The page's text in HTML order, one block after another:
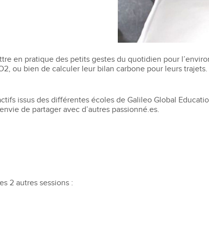
en pratique des petits gestes du quotidien pour
ou bien de calculer leur bilan carbone pour leurs
issus des différentes écoles de Galileo Global
de partager avec d’autres passionné.es.
2 autres sessions :